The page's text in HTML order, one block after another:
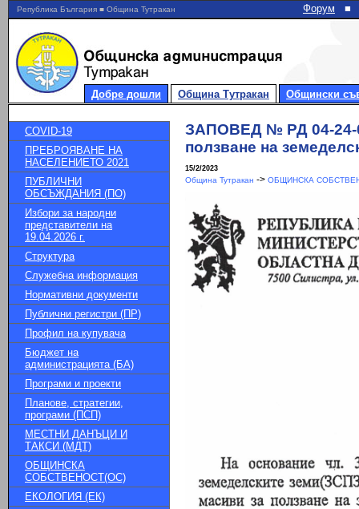
Република България ■ Община Тутракан Форум ■
Добре дошли Община Тутракан Общински
COVID-19
ПРЕБРОЯВАНЕ НА
НАСЕЛЕНИЕТО 2021
ПУБЛИЧНИ
ОБСЪЖДАНИЯ (ПО)
Избори за народни
представители на
19.04.2026 г.
Структура
Служебна информация
Нормативни документи
Публични регистри (ПР)
Профил на купувача
Бюджет на
администрацията (БА)
Програми и проекти
Планове, стратегии,
програми (ПСП)
МЕСТНИ ДАНЪЦИ И
ТАКСИ (МДТ)
ОБЩИНСКА
СОБСТВЕНОСТ(ОС)
ЕКОЛОГИЯ (ЕК)
ЗАПОВЕД № РД 04-24-
ползване на
15/2/2023
Община Тутракан -> ОБЩИНСКА